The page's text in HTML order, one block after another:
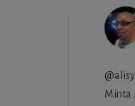
Minta